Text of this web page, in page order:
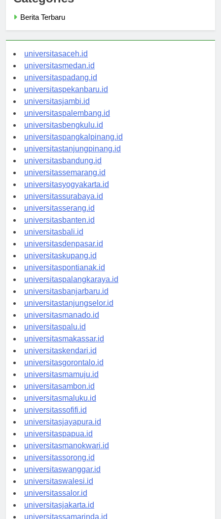
Categories
universitasaceh.id
universitasmedan.id
universitaspadang.id
universitaspekanbaru.id
universitasjambi.id
universitaspalembang.id
universitasbengkulu.id
universitaspangkalpinang.id
universitastanjungpinang.id
universitasbandung.id
universitassemarang.id
universitasyogyakarta.id
universitassurabaya.id
universitasserang.id
universitasbanten.id
universitasbali.id
universitasdenpasar.id
universitaskupang.id
universitaspontianak.id
universitaspalangkaraya.id
universitasbanjarbaru.id
universitastanjungselor.id
universitasmanado.id
universitaspalu.id
universitasmakassar.id
universitaskendari.id
universitasgorontalo.id
universitasmamuju.id
universitasambon.id
universitasmaluku.id
universitassofifi.id
universitasjayapura.id
universitaspapua.id
universitasmanokwari.id
universitassorong.id
universitaswanggar.id
universitaswalesi.id
universitassalor.id
universitasjakarta.id